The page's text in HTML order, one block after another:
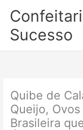
para
conteúdo
Sucesso
Quibe de
Queijo,
Brasileira